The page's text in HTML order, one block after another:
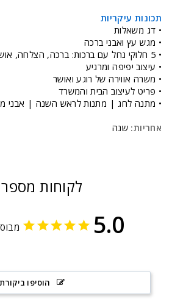
תכונות עיקריות
• דג משאלות
• מגש עץ ואבני ברכה
• 5 חלוקי נחל עם ברכות: ברכה, הצלחה, אושר, בריאות, שפע
• עיצוב יפיפה ומרגיע
• משרה אווירה של רוגע ואושר
• פריט לעיצוב הבית והמשרד
• מתנה לחג | מתנות לראש השנה | אבני
אחריות: שנה
לקוחות
5.0 מבוסס
הוסיפו ביקורת